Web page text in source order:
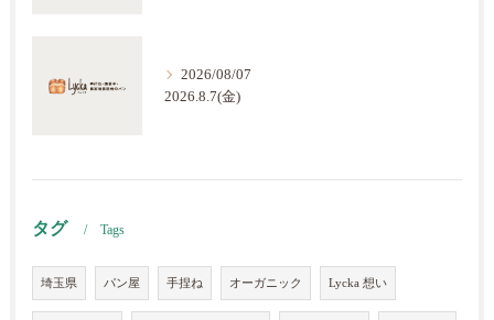
2026/08/07
2026.8.7(金)
タグ Tags
埼玉県 パン屋 手捏ね オーガニック Lycka 想い